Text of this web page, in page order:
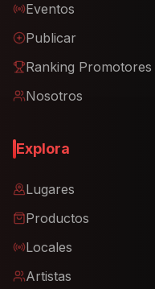
Eventos
Publicar
Ranking Promotores
Nosotros
Explora
Lugares
Productos
Locales
Artistas